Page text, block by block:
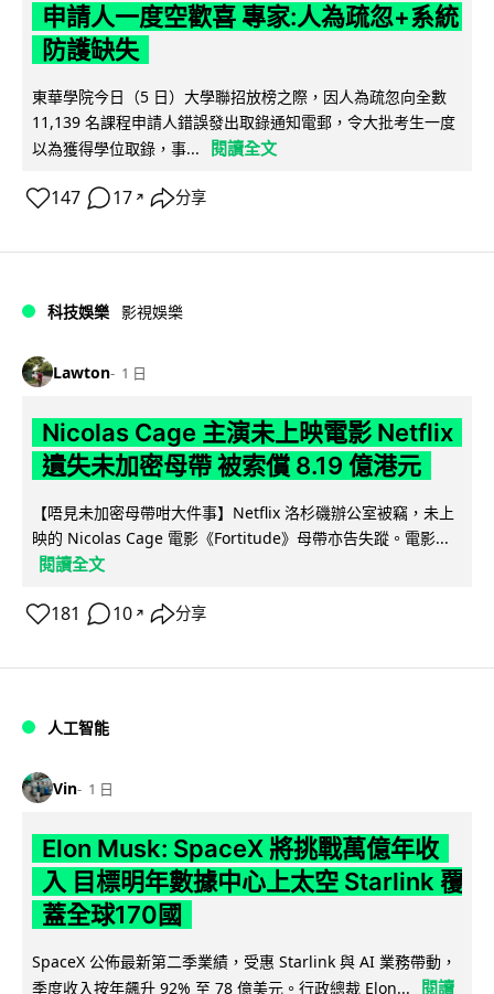
申請人一度空歡喜 專家:人為疏忽+系統
防護缺失
東華學院今日（5 日）大學聯招放榜之際，因人為疏忽向全數
11,139 名課程申請人錯誤發出取錄通知電郵，令大批考生一度
以為獲得學位取錄，事...
閱讀全文
147 17 ↗ 分享
科技娛樂 影視娛樂
Lawton 1 日
Nicolas Cage 主演未上映電影 Netflix
遺失未加密母帶 被索償 8.19 億港元
【唔見未加密母帶咁大件事】Netflix 洛杉磯辦公室被竊，未上
映的 Nicolas Cage 電影《Fortitude》母帶亦告失蹤。電影...
閱讀全文
181 10 ↗ 分享
人工智能
Vin 1 日
Elon Musk: SpaceX 將挑戰萬億年收
入 目標明年數據中心上太空 Starlink 覆
蓋全球170國
SpaceX 公佈最新第二季業績，受惠 Starlink 與 AI 業務帶動，
季度收入按年飆升 92% 至 78 億美元。行政總裁 Elon...
閱讀